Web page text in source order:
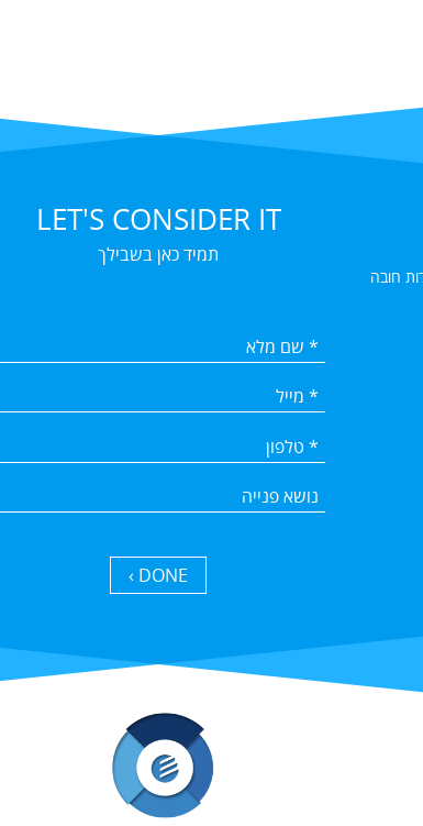
LET'S CONSIDER IT
תמיד כאן בשבילך
חובה
DONE ›